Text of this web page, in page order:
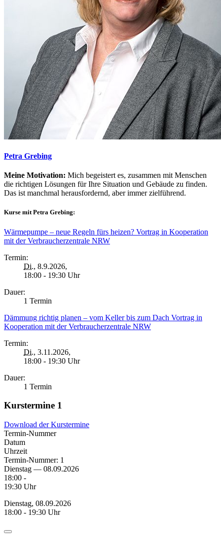
Petra Grebing
Meine Motivation: Mich begeistert es, zusammen mit Menschen
die richtigen Lösungen für Ihre Situation und Gebäude zu finden.
Das ist manchmal herausfordernd, aber immer zielführend.
Kurse mit Petra Grebing:
Wärmepumpe – neue Regeln fürs heizen? Vortrag in Kooperation
mit der Verbraucherzentrale NRW
Termin:
Di., 8.9.2026,
18:00 - 19:30 Uhr
Dauer:
1 Termin
Dämmung richtig planen – vom Keller bis zum Dach Vortrag in
Kooperation mit der Verbraucherzentrale NRW
Termin:
Di., 3.11.2026,
18:00 - 19:30 Uhr
Dauer:
1 Termin
Kurstermine 1
Download der Kurstermine
Termin-Nummer
Datum
Uhrzeit
Termin-Nummer: 1
Dienstag — 08.09.2026
18:00 -
19:30 Uhr
Dienstag, 08.09.2026
18:00 - 19:30 Uhr